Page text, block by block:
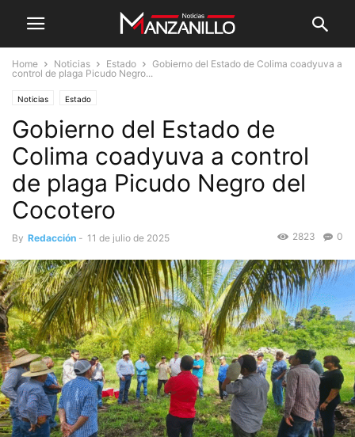
Home Noticias Estado
Gobierno del Estado de Colima coadyuva a
control de plaga Picudo Negro...
Noticias Estado
Gobierno del Estado de
Colima coadyuva a control
de plaga Picudo Negro del
Cocotero
By Redacción - 11 de julio de 2025 0
2823